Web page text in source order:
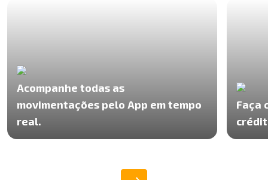
Acompanhe todas as
movimentações pelo App em tempo
real.
Faça